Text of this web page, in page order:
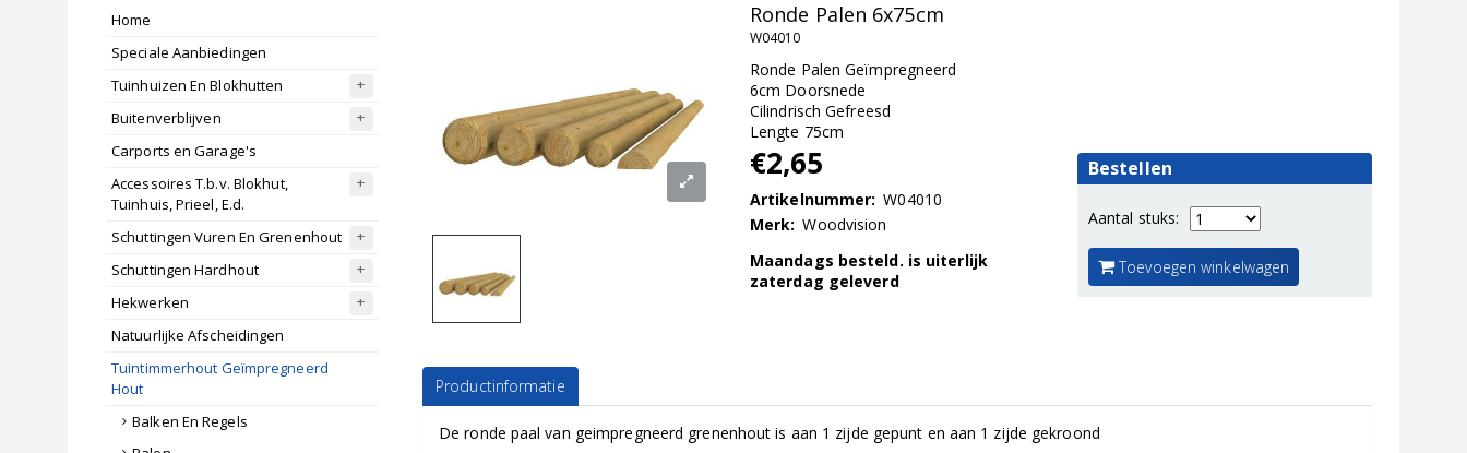
Home
Speciale Aanbiedingen
Tuinhuizen En Blokhutten
Buitenverblijven
Carports en Garage's
Accessoires T.b.v. Blokhut,
Tuinhuis, Prieel, E.d.
Schuttingen Vuren En Grenenhout
Schuttingen Hardhout
Hekwerken
Natuurlijke Afscheidingen
Tuintimmerhout Geïmpregneerd
Hout
Balken En Regels
Ronde Palen 6x75cm
W04010
Ronde Palen Geïmpregneerd
6cm Doorsnede
Cilindrisch Gefreesd
Lengte 75cm
€2,65
Artikelnummer: W04010
Merk: Woodvision
Maandags besteld. is uiterlijk
zaterdag geleverd
Bestellen
Aantal stuks:
Toevoegen winkelwagen
Productinformatie
De ronde paal van geimpregneerd grenenhout is aan 1 zijde gepunt en aan 1 zijde gekroond